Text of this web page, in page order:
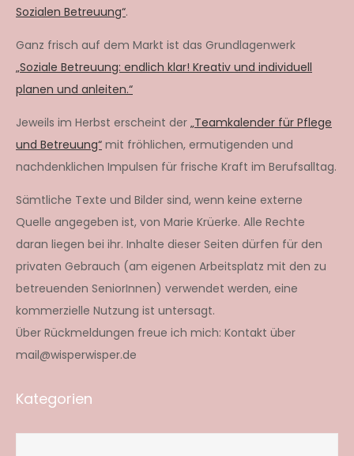
Sozialen Betreuung“.
Ganz frisch auf dem Markt ist das Grundlagenwerk
„Soziale Betreuung: endlich klar! Kreativ und individuell
planen und anleiten.“
Jeweils im Herbst erscheint der „Teamkalender für Pflege
und Betreuung“ mit fröhlichen, ermutigenden und
nachdenklichen Impulsen für frische Kraft im Berufsalltag.
Sämtliche Texte und Bilder sind, wenn keine externe
Quelle angegeben ist, von Marie Krüerke. Alle Rechte
daran liegen bei ihr. Inhalte dieser Seiten dürfen für den
privaten Gebrauch (am eigenen Arbeitsplatz mit den zu
betreuenden SeniorInnen) verwendet werden, eine
kommerzielle Nutzung ist untersagt.
Über Rückmeldungen freue ich mich: Kontakt über
mail@wisperwisper.de
Kategorien